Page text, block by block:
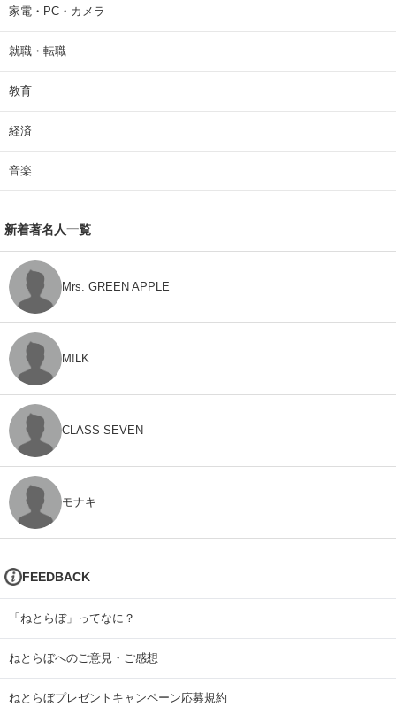
家電・PC・カメラ
就職・転職
教育
経済
音楽
新着著名人一覧
Mrs. GREEN APPLE
M!LK
CLASS SEVEN
モナキ
FEEDBACK
「ねとらぼ」ってなに？
ねとらぼへのご意見・ご感想
ねとらぼプレゼントキャンペーン応募規約